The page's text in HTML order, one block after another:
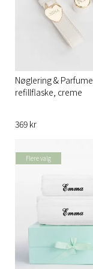
Nøglering & Parfume
refillflaske, creme
369 kr
Flere valg